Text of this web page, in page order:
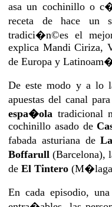
asa un cochinillo o
receta de hace un
tradici�n©es el
explica Mandi Ciriza,
de Europa y
De este modo y a lo
apuestas del canal
espa�ola tradicional
cochinillo asado de
fabada asturiana de
Boffarull (Barcelona),
de El Tintero
En cada episodio, una